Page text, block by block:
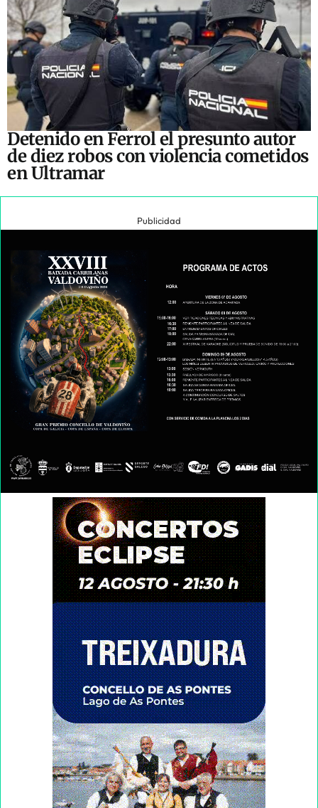
Detenido en Ferrol el presunto autor
de diez robos con violencia cometidos
en Ultramar
Publicidad